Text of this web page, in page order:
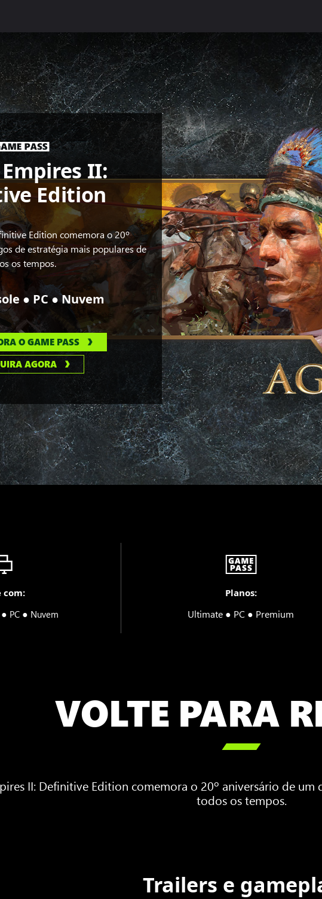
II:
Edition
Edition comemora o 20º
de estratégia mais populares de
os tempos.
● PC●Nuvem
O GAME PASS
AGORA
com:
● PC ● Nuvem
Planos:
Ultimate ● PC ● Premium
VOLTE PARA

II: Definitive Edition comemora o 20º aniversário de
todos os tempos.
Trailers e